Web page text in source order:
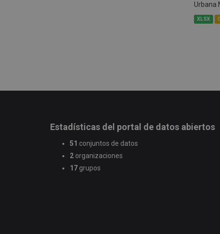
Urbana
XLSX
Estadísticas del portal de datos abiertos
51 conjuntos de datos
2 organizaciones
17 grupos